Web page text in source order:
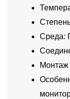
Среда:
Монтаж